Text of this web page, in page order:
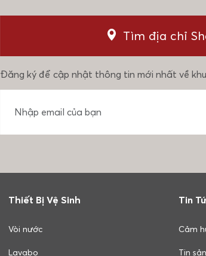
Tìm địa chỉ
Đăng ký để cập nhật thông tin mới nhất về
Thiết Bị Vệ Sinh
Vòi nước
Lavabo
Tin
Cảm
Tin